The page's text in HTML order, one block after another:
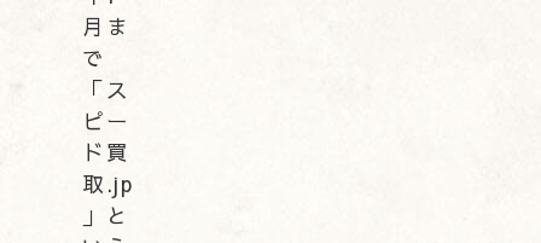
月ま
で
「ス
ピー
ド買
取.jp
」と